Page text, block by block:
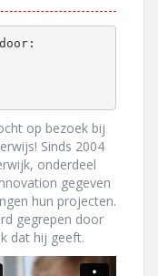
op bezoek bij
Sinds 2004
onderdeel
gegeven
hun projecten.
gegrepen door
dat hij geeft.